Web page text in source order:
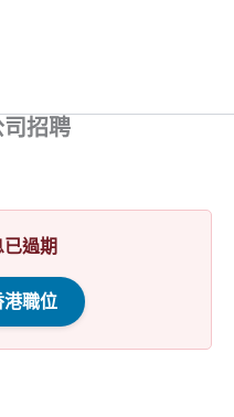
司招聘
過期
職位